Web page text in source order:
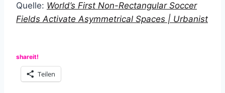
Quelle: World’s First Non-Rectangular Soccer
Fields Activate Asymmetrical Spaces | Urbanist
shareit!
Teilen